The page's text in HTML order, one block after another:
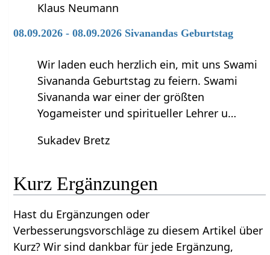
Klaus Neumann
08.09.2026 - 08.09.2026 Sivanandas Geburtstag
Wir laden euch herzlich ein, mit uns Swami
Sivananda Geburtstag zu feiern. Swami
Sivananda war einer der größten
Yogameister und spiritueller Lehrer u…
Sukadev Bretz
Kurz‏‎ Ergänzungen
Hast du Ergänzungen oder
Verbesserungsvorschläge zu diesem Artikel über
Kurz‏‎? Wir sind dankbar für jede Ergänzung,